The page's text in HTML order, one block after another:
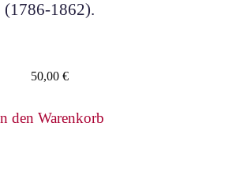
(1786-1862).
50,00 €
den Warenkorb